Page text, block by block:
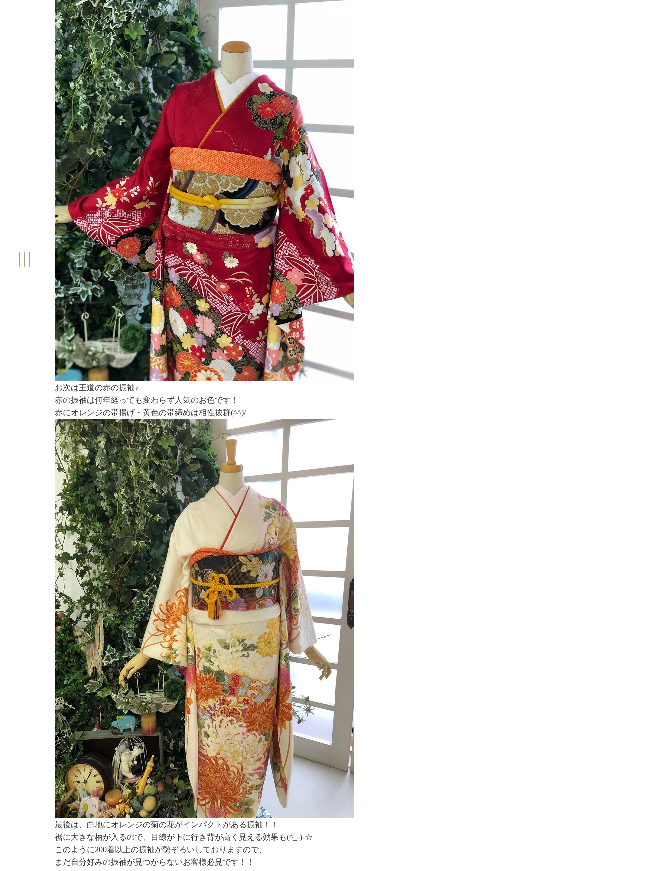
お次は王道の赤の振袖♪
赤の振袖は何年経っても変わらず人気のお色です！
赤にオレンジの帯揚げ・黄色の帯締めは相性抜群(^^)/
最後は、白地にオレンジの菊の花がインパクトがある振袖！！
裾に大きな柄が入るので、目線が下に行き背が高く見える効果も(^_-)-☆
このように200着以上の振袖が勢ぞろいしておりますので、
まだ自分好みの振袖が見つからないお客様必見です！！